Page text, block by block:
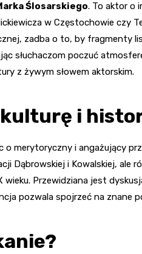
Ślosarskiego. To aktor o
w Częstochowie czy
zadba o to, by fragmenty
słuchaczom poczuć
z żywym słowem aktorskim.
i
o merytoryczny i angażujący
Dąbrowskiej i Kowalskiej, ale
Przewidziana jest
pozwala spojrzeć na znane